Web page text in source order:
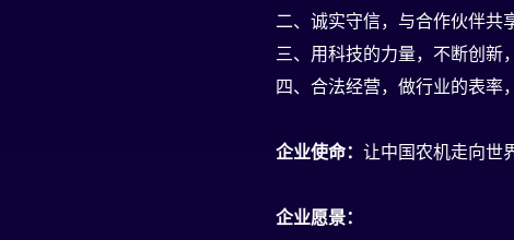
二、诚实守信，与合作伙伴共
三、用科技的力量，不断创新
四、合法经营，做行业的表率
企业使命： 让中国农机走向世
企业愿景：